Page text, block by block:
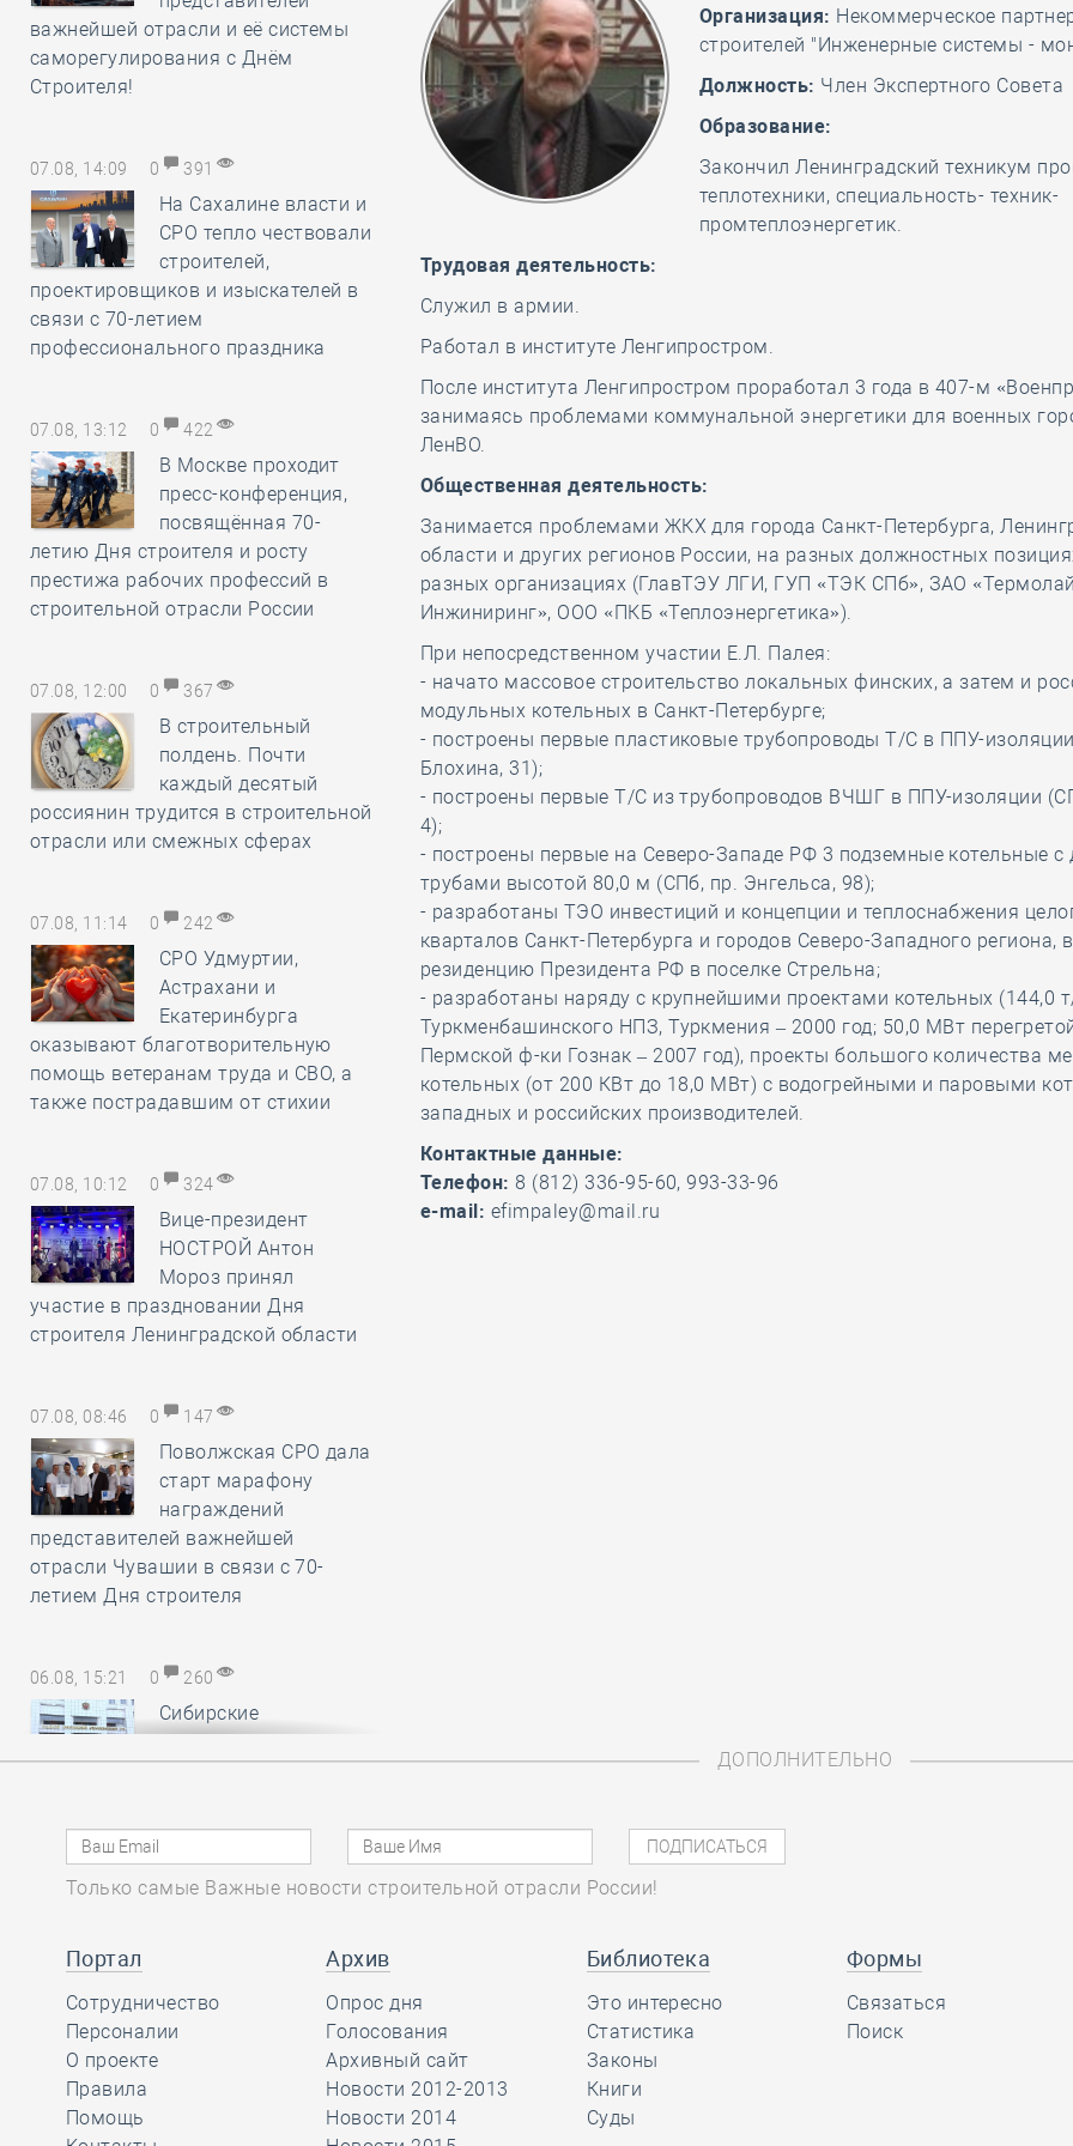
28 мая-
важнейшей отрасли и её системы
саморегулирования с Днём
Строителя!
07.08, 14:09 0 391
На Сахалине власти и
СРО тепло чествовали
строителей,
проектировщиков и изыскателей в
связи с 70-летием
профессионального праздника
07.08, 13:12 0 422
В Москве проходит
пресс-конференция,
посвящённая 70-
летию Дня строителя и росту
престижа рабочих профессий в
строительной отрасли России
07.08, 12:00 0 367
В строительный
полдень. Почти
каждый десятый
россиянин трудится в строительной
отрасли или смежных сферах
07.08, 11:14 0 242
СРО Удмуртии,
Астрахани и
Екатеринбурга
оказывают благотворительную
помощь ветеранам труда и СВО, а
также пострадавшим от стихии
07.08, 10:12 0 324
Вице-президент
НОСТРОЙ Антон
Мороз принял
участие в праздновании Дня
строителя Ленинградской области
07.08, 08:46 0 147
Поволжская СРО дала
старт марафону
награждений
представителей важнейшей
отрасли Чувашии в связи с 70-
летием Дня строителя
06.08, 15:21 0 260
Сибирские
саморегуляторы
понесли
авансы, неотработанные
обанкротившимся членом СРО
В Минстрое России
обсудили
предложения по
повышению энергоэффективности
многоквартирных домов
Организация: Некоммерческое
строителей "Инженерные системы -
Должность: Член Экспертного Совета
Образование:
Закончил Ленинградский техникум
теплотехники, специальность- техник-
промтеплоэнергетик.
Трудовая деятельность:
Служил в армии.
Работал в институте Ленгипростром.
После института Ленгипростром проработал 3 года в 407-м
занимаясь проблемами коммунальной энергетики для военных
ЛенВО.
Общественная деятельность:
Занимается проблемами ЖКХ для города Санкт-Петербурга,
области и других регионов России, на разных должностных
разных организациях (ГлавТЭУ ЛГИ, ГУП «ТЭК СПб», ЗАО
Инжиниринг», ООО «ПКБ «Теплоэнергетика»).
При непосредственном участии Е.Л. Палея:
- начато массовое строительство локальных финских, а затем и
модульных котельных в Санкт-Петербурге;
- построены первые пластиковые трубопроводы Т/С в ППУ-
Блохина, 31);
- построены первые Т/С из трубопроводов ВЧШГ в ППУ-изоляции
4);
- построены первые на Северо-Западе РФ 3 подземные котельные
трубами высотой 80,0 м (СПб, пр. Энгельса, 98);
- разработаны ТЭО инвестиций и концепции и теплоснабжения
кварталов Санкт-Петербурга и городов Северо-Западного региона,
резиденцию Президента РФ в поселке Стрельна;
- разработаны наряду с крупнейшими проектами котельных (144,0
Туркменбашинского НПЗ, Туркмения – 2000 год; 50,0 МВт
Пермской ф-ки Гознак – 2007 год), проекты большого количества
котельных (от 200 КВт до 18,0 МВт) с водогрейными и паровыми
западных и российских производителей.
Контактные данные:
Телефон: 8 (812) 336-95-60, 993-33-96
e-mail: efimpaley@mail.ru
ДОПОЛНИТЕЛЬНО
Только самые Важные новости строительной отрасли России!
Портал
Сотрудничество
Персоналии
О проекте
Правила
Помощь
Архив
Опрос дня
Голосования
Архивный сайт
Новости 2012-2013
Новости 2014
Библиотека
Это интересно
Статистика
Законы
Книги
Суды
Формы
Связаться
Поиск